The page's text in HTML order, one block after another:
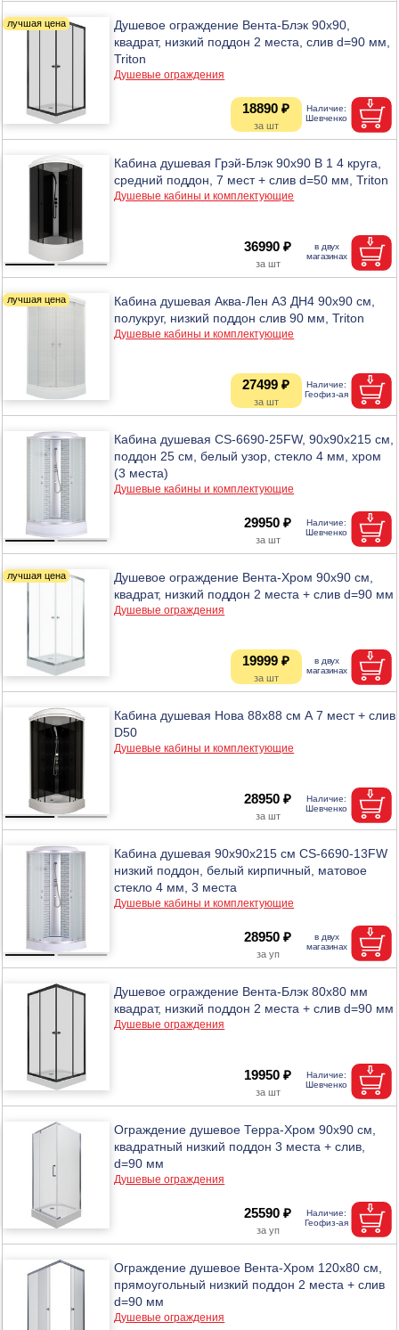
Душевое ограждение Вента-Блэк 90х90,
квадрат, низкий поддон 2 места, слив d=90 мм,
Triton
Душевые ограждения
18890 ₽
Кабина душевая Грэй-Блэк 90х90 В 1 4 круга,
средний поддон, 7 мест + слив d=50 мм, Triton
Душевые кабины и комплектующие
36990 ₽
Кабина душевая Аква-Лен А3 ДН4 90х90 см,
полукруг, низкий поддон слив 90 мм, Triton
Душевые кабины и комплектующие
27499 ₽
Кабина душевая CS-6690-25FW, 90х90х215 см,
поддон 25 см, белый узор, стекло 4 мм, хром
(3 места)
Душевые кабины и комплектующие
29950 ₽
Душевое ограждение Вента-Хром 90х90 см,
квадрат, низкий поддон 2 места + слив d=90 мм
Душевые ограждения
19999 ₽
Кабина душевая Нова 88х88 см А 7 мест + слив
D50
Душевые кабины и комплектующие
28950 ₽
Кабина душевая 90х90х215 см CS-6690-13FW
низкий поддон, белый кирпичный, матовое
стекло 4 мм, 3 места
Душевые кабины и комплектующие
28950 ₽
Душевое ограждение Вента-Блэк 80х80 мм
квадрат, низкий поддон 2 места + слив d=90 мм
Душевые ограждения
19950 ₽
Ограждение душевое Терра-Хром 90х90 см,
квадратный низкий поддон 3 места + слив,
d=90 мм
Душевые ограждения
25590 ₽
Ограждение душевое Вента-Хром 120х80 см,
прямоугольный низкий поддон 2 места + слив
d=90 мм
Душевые ограждения